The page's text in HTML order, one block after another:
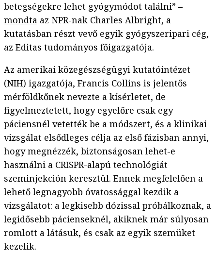
betegségekre lehet gyógymódot találni” –
mondta az NPR-nak Charles Albright, a
kutatásban részt vevő egyik gyógyszeripari cég,
az Editas tudományos főigazgatója.
Az amerikai közegészségügyi kutatóintézet
(NIH) igazgatója, Francis Collins is jelentős
mérföldkőnek nevezte a kísérletet, de
figyelmeztetett, hogy egyelőre csak egy
páciensnél vetették be a módszert, és a klinikai
vizsgálat elsődleges célja az első fázisban annyi,
hogy megnézzék, biztonságosan lehet-e
használni a CRISPR-alapú technológiát
szeminjekción keresztül. Ennek megfelelően a
lehető legnagyobb óvatossággal kezdik a
vizsgálatot: a legkisebb dózissal próbálkoznak, a
legidősebb pácienseknél, akiknek már súlyosan
romlott a látásuk, és csak az egyik szemüket
kezelik.